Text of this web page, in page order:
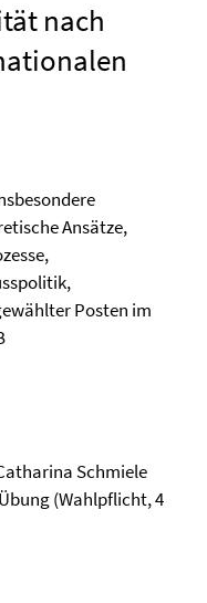
nach
Ansätze,
Posten im
Schmiele
(Wahlpflicht, 4